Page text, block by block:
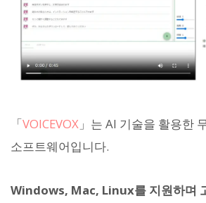
「VOICEVOX 」는 AI 기술을 활용한
소프트웨어입니다.
Windows, Mac, Linux를 지원하며